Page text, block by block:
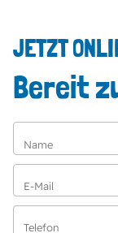
JETZT
Bereit
Name
E-Mail
Telefon